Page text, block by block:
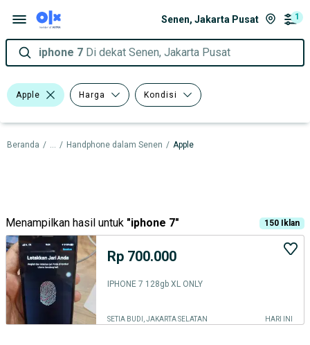
Senen, Jakarta Pusat 1
iphone 7 Di dekat Senen, Jakarta Pusat
Apple Harga Kondisi
Beranda / ... / Handphone dalam Senen / Apple
Menampilkan hasil untuk "iphone 7" 150 Iklan
Rp 700.000
IPHONE 7 128gb XL ONLY
SETIA BUDI, JAKARTA SELATAN HARI INI